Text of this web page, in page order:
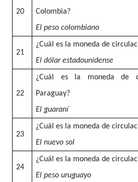
20
Colombia?
El peso colombiano
21
¿Cuál es la moneda de
El dólar estadounidense
22
¿Cuál es la moneda de
Paraguay?
El guaraní
23
¿Cuál es la moneda de
El nuevo sol
24
¿Cuál es la moneda de
El peso uruguayo